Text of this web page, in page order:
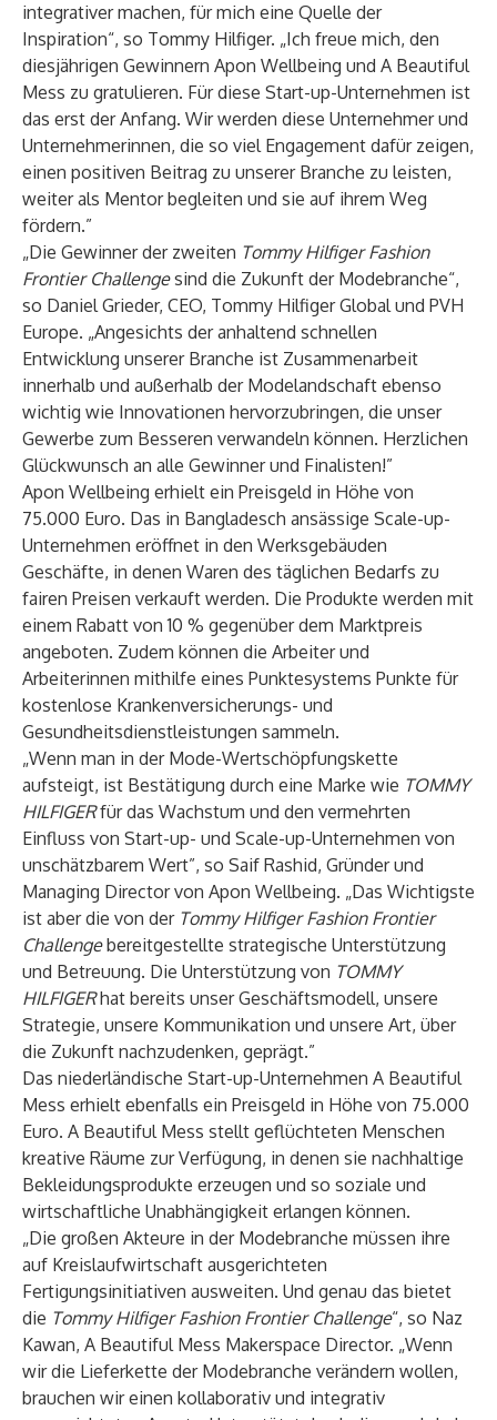
integrativer machen, für mich eine Quelle der
Inspiration“, so Tommy Hilfiger. „Ich freue mich, den
diesjährigen Gewinnern Apon Wellbeing und A Beautiful
Mess zu gratulieren. Für diese Start-up-Unternehmen ist
das erst der Anfang. Wir werden diese Unternehmer und
Unternehmerinnen, die so viel Engagement dafür zeigen,
einen positiven Beitrag zu unserer Branche zu leisten,
weiter als Mentor begleiten und sie auf ihrem Weg
fördern.”
„Die Gewinner der zweiten Tommy Hilfiger Fashion
Frontier Challengesind die Zukunft der Modebranche“,
so Daniel Grieder, CEO, Tommy Hilfiger Global und PVH
Europe. „Angesichts der anhaltend schnellen
Entwicklung unserer Branche ist Zusammenarbeit
innerhalb und außerhalb der Modelandschaft ebenso
wichtig wie Innovationen hervorzubringen, die unser
Gewerbe zum Besseren verwandeln können. Herzlichen
Glückwunsch an alle Gewinner und Finalisten!”
Apon Wellbeing erhielt ein Preisgeld in Höhe von
75.000 Euro. Das in Bangladesch ansässige Scale-up-
Unternehmen eröffnet in den Werksgebäuden
Geschäfte, in denen Waren des täglichen Bedarfs zu
fairen Preisen verkauft werden. Die Produkte werden mit
einem Rabatt von 10 % gegenüber dem Marktpreis
angeboten. Zudem können die Arbeiter und
Arbeiterinnen mithilfe eines Punktesystems Punkte für
kostenlose Krankenversicherungs- und
Gesundheitsdienstleistungen sammeln.
„Wenn man in der Mode-Wertschöpfungskette
aufsteigt, ist Bestätigung durch eine Marke wie TOMMY
HILFIGERfür das Wachstum und den vermehrten
Einfluss von Start-up- und Scale-up-Unternehmen von
unschätzbarem Wert”, so Saif Rashid, Gründer und
Managing Director von Apon Wellbeing. „Das Wichtigste
ist aber die von der Tommy Hilfiger Fashion Frontier
Challengebereitgestellte strategische Unterstützung
und Betreuung. Die Unterstützung von TOMMY
HILFIGERhat bereits unser Geschäftsmodell, unsere
Strategie, unsere Kommunikation und unsere Art, über
die Zukunft nachzudenken, geprägt.”
Das niederländische Start-up-Unternehmen A Beautiful
Mess erhielt ebenfalls ein Preisgeld in Höhe von 75.000
Euro. A Beautiful Mess stellt geflüchteten Menschen
kreative Räume zur Verfügung, in denen sie nachhaltige
Bekleidungsprodukte erzeugen und so soziale und
wirtschaftliche Unabhängigkeit erlangen können.
„Die großen Akteure in der Modebranche müssen ihre
auf Kreislaufwirtschaft ausgerichteten
Fertigungsinitiativen ausweiten. Und genau das bietet
die Tommy Hilfiger Fashion Frontier Challenge“, so Naz
Kawan, A Beautiful Mess Makerspace Director. „Wenn
wir die Lieferkette der Modebranche verändern wollen,
brauchen wir einen kollaborativ und integrativ